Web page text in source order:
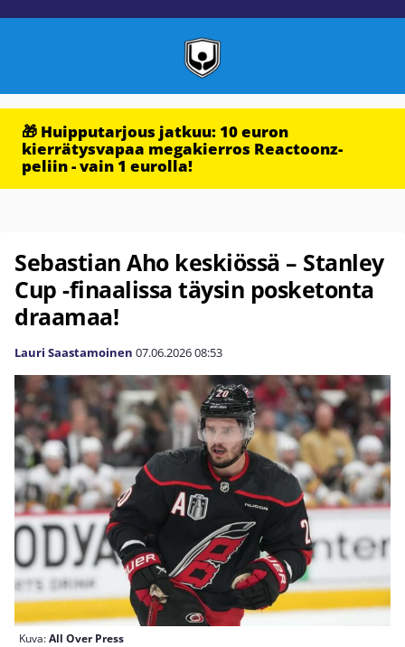
🎁 Huipputarjous jatkuu: 10 euron
kierrätysvapaa megakierros Reactoonz-
peliin - vain 1 eurolla!
Sebastian Aho keskiössä – Stanley
Cup -finaalissa täysin posketonta
draamaa!
Lauri Saastamoinen 07.06.202608:53
Kuva:All Over Press